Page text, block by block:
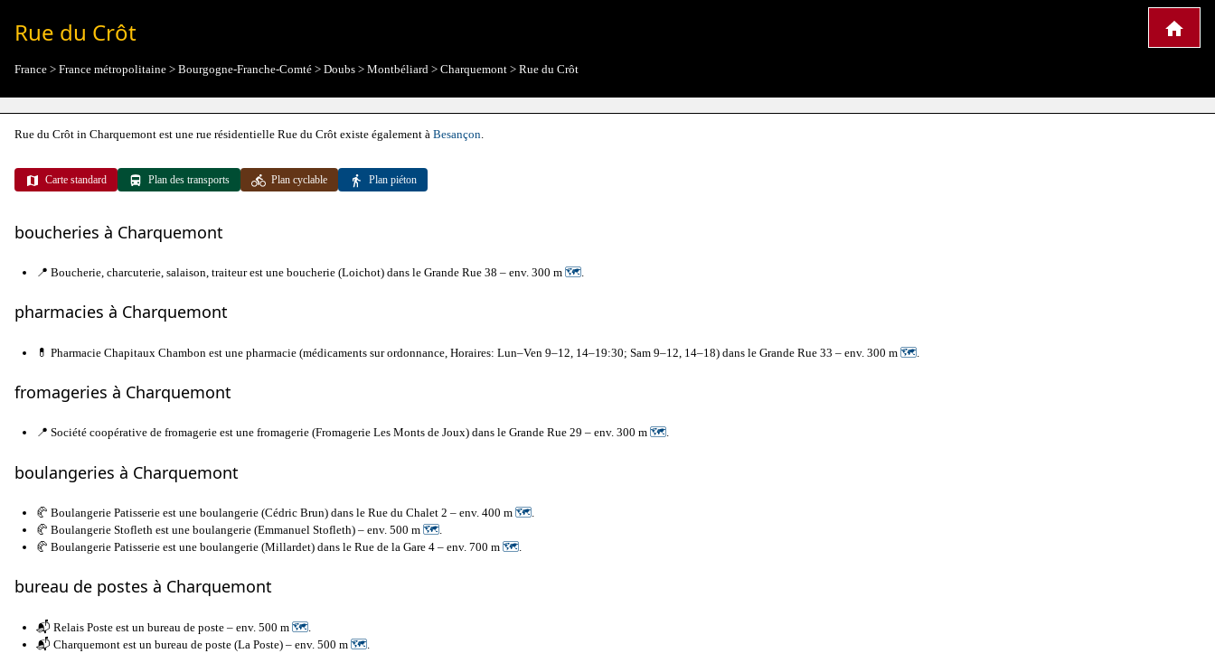
Rue du Crôt
France > France métropolitaine > Bourgogne-Franche-Comté > Doubs > Montbéliard > Charquemont > Rue du Crôt
Rue du Crôt in Charquemont est une rue résidentielle Rue du Crôt existe également à Besançon.
Carte standard Plan des transports Plan cyclable Plan piéton
boucheries à Charquemont
📍 Boucherie, charcuterie, salaison, traiteur est une boucherie (Loichot) dans le Grande Rue 38 – env. 300 m 🗺.
pharmacies à Charquemont
💊 Pharmacie Chapitaux Chambon est une pharmacie (médicaments sur ordonnance, Horaires: Lun–Ven 9–12, 14–19:30; Sam 9–12, 14–18) dans le Grande Rue 33 – env. 300 m 🗺
fromageries à Charquemont
📍 Société coopérative de fromagerie est une fromagerie (Fromagerie Les Monts de Joux) dans le Grande Rue 29 – env. 300 m 🗺.
boulangeries à Charquemont
🥐 Boulangerie Patisserie est une boulangerie (Cédric Brun) dans le Rue du Chalet 2 – env. 400 m 🗺.
🥐 Boulangerie Stofleth est une boulangerie (Emmanuel Stofleth) – env. 500 m 🗺.
🥐 Boulangerie Patisserie est une boulangerie (Millardet) dans le Rue de la Gare 4 – env. 700 m 🗺.
bureau de postes à Charquemont
📬 Relais Poste est un bureau de poste – env. 500 m 🗺
📬 Charquemont est un bureau de poste (La Poste) – env. 500 m 🗺